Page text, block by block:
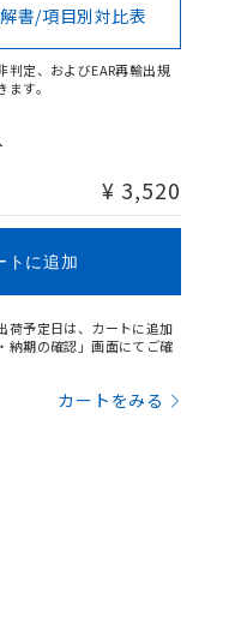
書/項目別対比表
判定、およびEAR再輸出規
す。
¥ 3,520
トに追加
荷予定日は、カートに追加
納期の確認」画面にてご確
カートをみる